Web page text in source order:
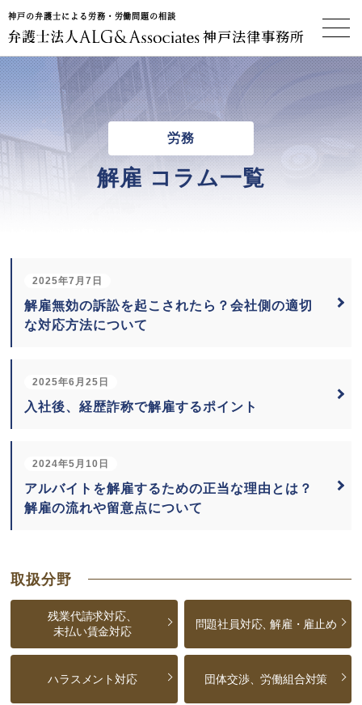
神戸の弁護士による労務・労働問題の相談
神戸法律事務所
労務
解雇 コラム一覧
2025年7月7日
解雇無効の訴訟を起こされたら？会社側の適切
な対応方法について
2025年6月25日
入社後、経歴詐称で解雇するポイント
2024年5月10日
アルバイトを解雇するための正当な理由とは？
解雇の流れや留意点について
取扱分野
残業代請求対応、
未払い賃金対応
問題社員対応、解雇・雇止め
ハラスメント対応 団体交渉、労働組合対策